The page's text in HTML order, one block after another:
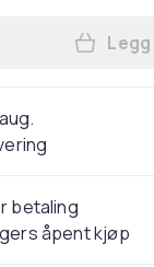
betaling
åpent kjøp